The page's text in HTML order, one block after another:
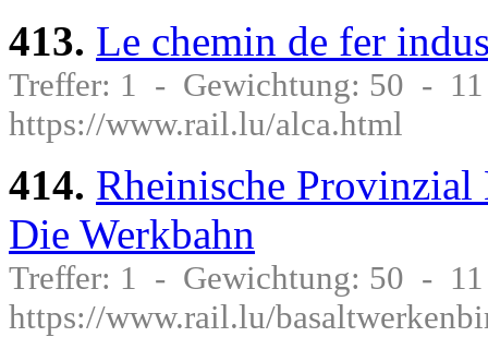
413. Le chemin de fer
Treffer: 1 - Gewichtung: 50 -
https://www.rail.lu/alca.html
414. Rheinische
Die Werkbahn
Treffer: 1 - Gewichtung: 50 -
https://www.rail.lu/